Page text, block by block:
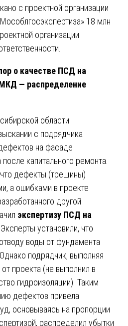
с проектной организации
18 млн
организации
о качестве ПСД на
— распределение
области
с подрядчика
на фасаде
капитального ремонта.
дефекты (трещины)
а ошибками в проекте
другой
экспертизу ПСД на
. Эксперты установили, что
воды от фундамента
подрядчик, выполняя
проекта (не выполнил в
гидроизоляции). Таким
дефектов привела
основываясь на пропорции
распределил убытки